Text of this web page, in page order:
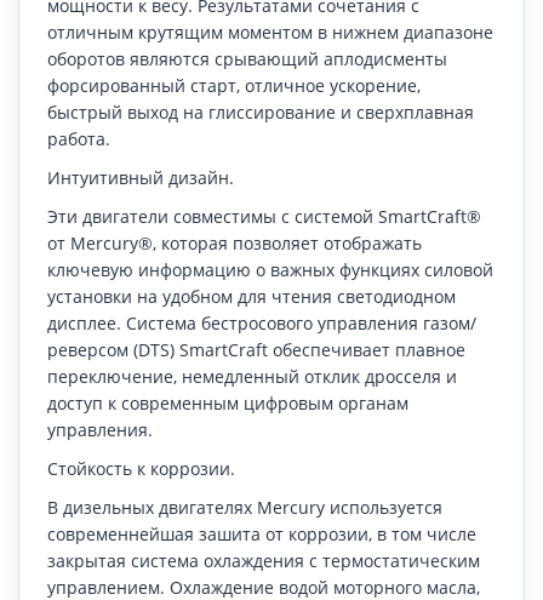
мощности к весу. Результатами сочетания с
отличным крутящим моментом в нижнем диапазоне
оборотов являются срывающий аплодисменты
форсированный старт, отличное ускорение,
быстрый выход на глиссирование и сверхплавная
работа.
Интуитивный дизайн.
Эти двигатели совместимы с системой SmartCraft®
от Mercury®, которая позволяет отображать
ключевую информацию о важных функциях силовой
установки на удобном для чтения светодиодном
дисплее. Система бестросового управления газом/
реверсом (DTS) SmartCraft обеспечивает плавное
переключение, немедленный отклик дросселя и
доступ к современным цифровым органам
управления.
Стойкость к коррозии.
В дизельных двигателях Mercury используется
современнейшая зашита от коррозии, в том числе
закрытая система охлаждения с термостатическим
управлением. Охлаждение водой моторного масла,